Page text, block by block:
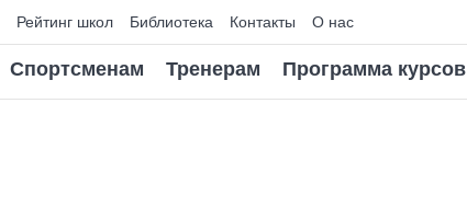
Рейтинг школ Библиотека Контакты О нас
Спортсменам Тренерам Программа курсов